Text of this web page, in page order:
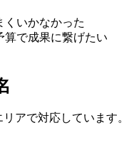
くいかなかった
算で成果に繋げたい
アで対応しています。